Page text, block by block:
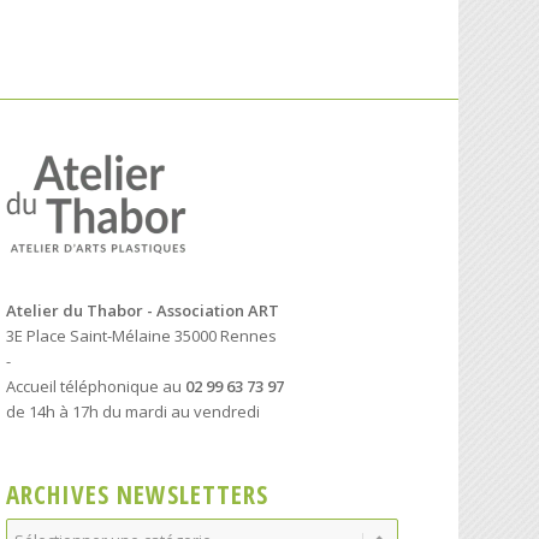
Atelier du Thabor - Association ART
3E Place Saint-Mélaine 35000 Rennes
-
Accueil téléphonique au 02 99 63 73 97
de 14h à 17h du mardi au vendredi
ARCHIVES NEWSLETTERS
Archives